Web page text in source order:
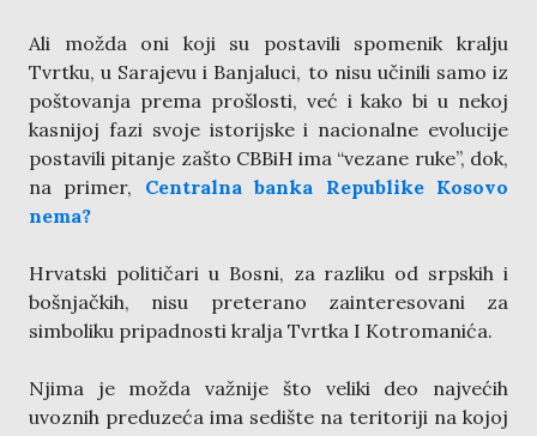
Ali možda oni koji su postavili spomenik kralju
Tvrtku, u Sarajevu i Banjaluci, to nisu učinili samo iz
poštovanja prema prošlosti, već i kako bi u nekoj
kasnijoj fazi svoje istorijske i nacionalne evolucije
postavili pitanje zašto CBBiH ima “vezane ruke”, dok,
na primer, Centralna banka Republike Kosovo
nema?
Hrvatski političari u Bosni, za razliku od srpskih i
bošnjačkih, nisu preterano zainteresovani za
simboliku pripadnosti kralja Tvrtka I Kotromanića.
Njima je možda važnije što veliki deo najvećih
uvoznih preduzeća ima sedište na teritoriji na kojoj